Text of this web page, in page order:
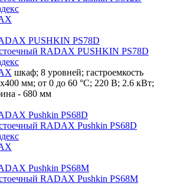
PUSHKIN PS78D
шкаф; 8 уровней; гастроемкость
мм; от 0 до 60 °С; 220 В; 2.6 кВт;
- 680 мм
Pushkin PS68D
Pushkin PS68M